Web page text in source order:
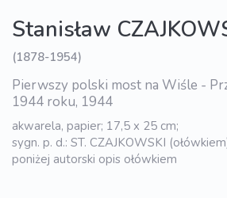
Stanisław
(1878-1954)
Pierwszy polski most na Wiśle -
1944 roku, 1944
akwarela, papier; 17,5 x 25 cm;
sygn. p. d.: ST. CZAJKOWSKI
poniżej autorski opis ołówkiem